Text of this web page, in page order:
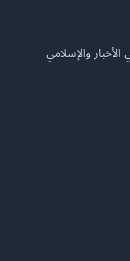
الأخبار والإسلامي